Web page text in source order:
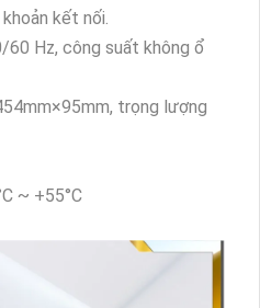
kết nối.
60 Hz, công suất không ổ
trọng lượng
~ +55°C